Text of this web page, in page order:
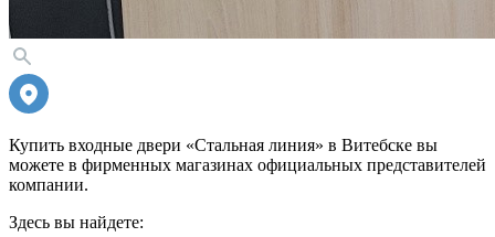
Купить входные двери «Стальная линия» в Витебске вы
можете в фирменных магазинах официальных представителей
компании.
Здесь вы найдете: